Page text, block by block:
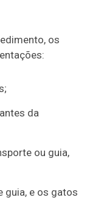
os
da
ou guia,
guia, e os gatos